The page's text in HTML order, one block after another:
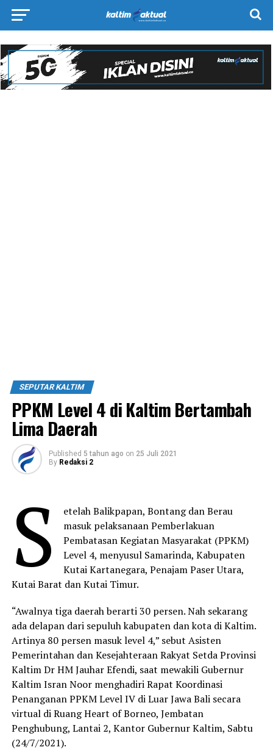
SEPUTAR KALTIM
PPKM Level 4 di Kaltim Bertambah
Lima Daerah
Published 5 tahun ago on 25 Juli 2021
By Redaksi 2
S
etelah Balikpapan, Bontang dan Berau
masuk pelaksanaan Pemberlakuan
Pembatasan Kegiatan Masyarakat (PPKM)
Level 4, menyusul Samarinda, Kabupaten
Kutai Kartanegara, Penajam Paser Utara,
Kutai Barat dan Kutai Timur.
“Awalnya tiga daerah berarti 30 persen. Nah sekarang
ada delapan dari sepuluh kabupaten dan kota di Kaltim.
Artinya 80 persen masuk level 4,” sebut Asisten
Pemerintahan dan Kesejahteraan Rakyat Setda Provinsi
Kaltim Dr HM Jauhar Efendi, saat mewakili Gubernur
Kaltim Isran Noor menghadiri Rapat Koordinasi
Penanganan PPKM Level IV di Luar Jawa Bali secara
virtual di Ruang Heart of Borneo, Jembatan
Penghubung, Lantai 2, Kantor Gubernur Kaltim, Sabtu
(24/7/2021).